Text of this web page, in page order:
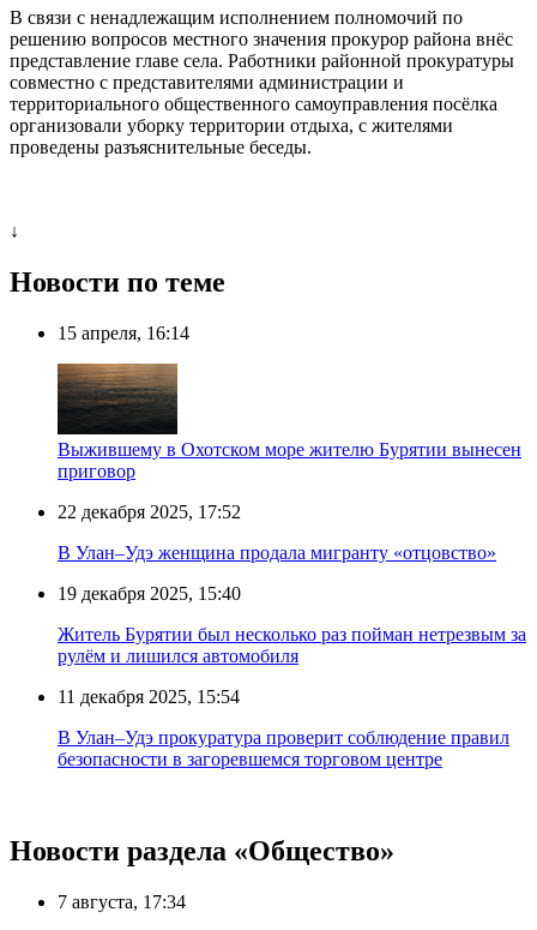
В связи с ненадлежащим исполнением полномочий по
решению вопросов местного значения прокурор района внёс
представление главе села. Работники районной прокуратуры
совместно с представителями администрации и
территориального общественного самоуправления посёлка
организовали уборку территории отдыха, с жителями
проведены разъяснительные беседы.
↓
Новости по теме
15 апреля, 16:14
Выжившему в Охотском море жителю Бурятии вынесен
приговор
22 декабря 2025, 17:52
В Улан–Удэ женщина продала мигранту «отцовство»
19 декабря 2025, 15:40
Житель Бурятии был несколько раз пойман нетрезвым за
рулём и лишился автомобиля
11 декабря 2025, 15:54
В Улан–Удэ прокуратура проверит соблюдение правил
безопасности в загоревшемся торговом центре
Новости раздела «Общество»
7 августа, 17:34